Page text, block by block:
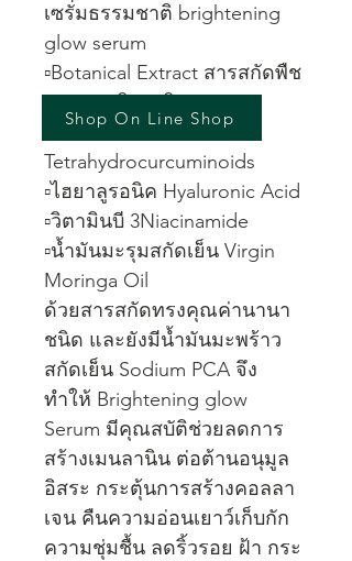
เซรั่มธรรมชาติ brightening
glow serum
▫️Botanical Extract สารสกัดพืช
ธรรมชาติ 5 ชนิด
▫️ขมิ้นชัน
Tetrahydrocurcuminoids
▫️ไฮยาลูรอนิค Hyaluronic Acid
▫️วิตามินบี 3Niacinamide
▫️น้ำมันมะรุมสกัดเย็น Virgin
Moringa Oil
ด้วยสารสกัดทรงคุณค่านานา
ชนิด และยังมีน้ำมันมะพร้าว
สกัดเย็น Sodium PCA จึง
ทำให้ Brightening glow
Serum มีคุณสบัติช่วยลดการ
สร้างเมนลานิน ต่อต้านอนุมูล
อิสระ กระตุ้นการสร้างคอลลา
เจน คืนความอ่อนเยาว์เก็บกัก
ความชุ่มชื้น ลดริ้วรอย ฝ้า กระ
Shop On Line Shop